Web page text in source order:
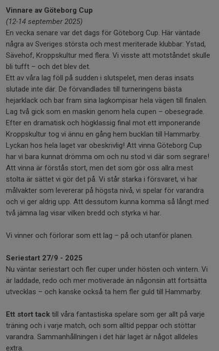
Vinnare av Göteborg Cup
(12-14 september 2025)
En vecka senare var det dags för Göteborg Cup. Här väntade
några av Sveriges största och mest meriterade klubbar: Ystad,
Sävehof, Kroppskultur med flera. Vi visste att motståndet skulle
bli tufft – och det blev det.
Ett av våra lag föll på sudden i slutspelet, men deras insats
slutade inte där. De förvandlades till turneringens bästa
hejarklack och bar fram sina lagkompisar hela vägen till finalen.
Lag två gick som en maskin genom hela cupen – obesegrade.
Efter en dramatisk och högklassig final mot ett imponerande
Kroppskultur tog vi ännu en gång hem bucklan till Hammarby.
Lyckan hos hela laget var obeskrivlig! Att vinna Göteborg Cup
har vi bara kunnat drömma om och nu stod vi där som segrare!
Att vinna är förstås stort, men det som gör oss allra mest
stolta är sättet vi gör det på. Vi står starka i försvaret, vi har
målvakter som levererar på högsta nivå, vi spelar för varandra
och vi ger aldrig upp. Att dessutom kunna komma så långt med
två jämna lag visar vilken bredd och styrka vi har.
Vi vinner och förlorar som ett lag – på och utanför planen.
Seriestart 27/9 - 2025
Nu väntar seriestart och fler cuper under hösten och vintern. Vi
är laddade, redo och mer motiverade än någonsin att fortsätta
utvecklas – och kanske också ta hem fler guld till Hammarby.
Ett stort tack till våra fantastiska spelare som ger allt på varje
träning och i varje match, och som alltid peppar och stöttar
varandra. Sammanhållningen i det här laget är något alldeles
extra.